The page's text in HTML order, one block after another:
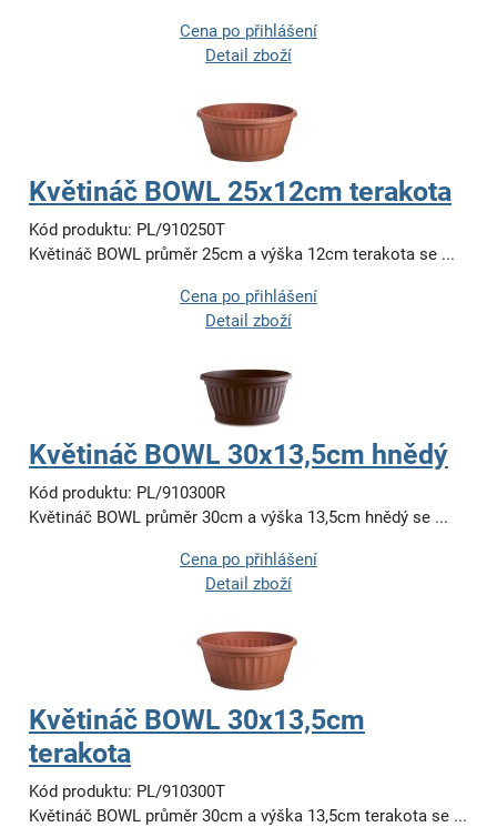
Cena po přihlášení
Detail zboží
Květináč BOWL 25x12cm terakota
Kód produktu: PL/910250T
Květináč BOWL průměr 25cm a výška 12cm terakota se ...
Cena po přihlášení
Detail zboží
Květináč BOWL 30x13,5cm hnědý
Kód produktu: PL/910300R
Květináč BOWL průměr 30cm a výška 13,5cm hnědý se ...
Cena po přihlášení
Detail zboží
Květináč BOWL 30x13,5cm
terakota
Kód produktu: PL/910300T
Květináč BOWL průměr 30cm a výška 13,5cm terakota se ...